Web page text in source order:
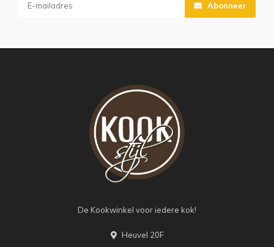
Abonneer
De Kookwinkel voor iedere kok!
Heuvel 20F